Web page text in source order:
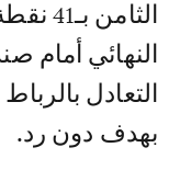
النهائي أمام
التعادل
بهدف دون رد.